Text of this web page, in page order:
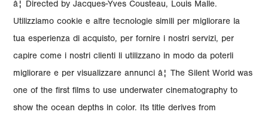
â¦ Directed by Jacques-Yves Cousteau, Louis Malle.
Utilizziamo cookie e altre tecnologie simili per migliorare la
tua esperienza di acquisto, per fornire i nostri servizi, per
capire come i nostri clienti li utilizzano in modo da poterli
migliorare e per visualizzare annunci â¦ The Silent World was
one of the first films to use underwater cinematography to
show the ocean depths in color. Its title derives from